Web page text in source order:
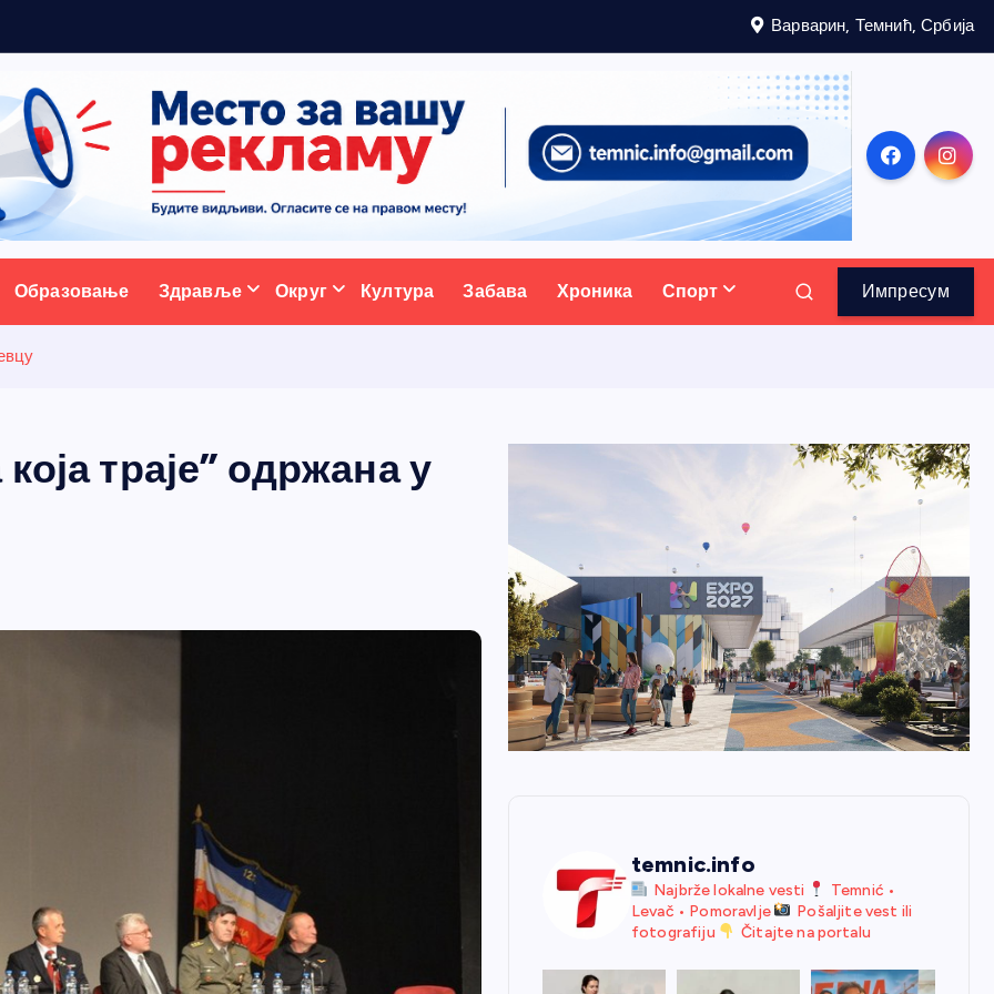
Варварин, Темнић, Србија
портал
Образовање Здравље Округ Култура Забава Хроника Спорт Импресум
траје” одржана у
temnic.info
Najbrže lokalne vesti
Temnić •
Levač • Pomoravlje
Pošaljite vest ili
fotografiju
Čitajte na portalu